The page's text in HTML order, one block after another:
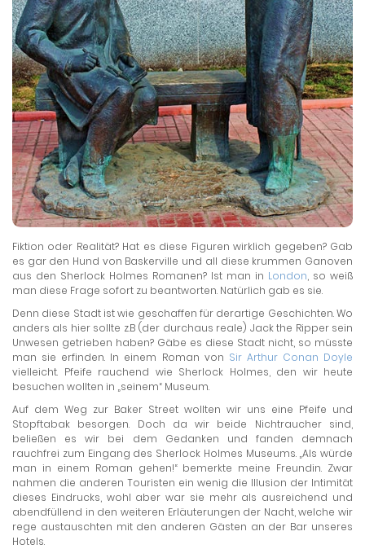
Fiktion oder Realität? Hat es diese Figuren wirklich gegeben? Gab
es gar den Hund von Baskerville und all diese krummen Ganoven
aus den Sherlock Holmes Romanen? Ist man in London, so weiß
man diese Frage sofort zu beantworten. Natürlich gab es sie.
Denn diese Stadt ist wie geschaffen für derartige Geschichten. Wo
anders als hier sollte z.B (der durchaus reale) Jack the Ripper sein
Unwesen getrieben haben? Gäbe es diese Stadt nicht, so müsste
man sie erfinden. In einem Roman von Sir Arthur Conan Doyle
vielleicht. Pfeife rauchend wie Sherlock Holmes, den wir heute
besuchen wollten in „seinem“ Museum.
Auf dem Weg zur Baker Street wollten wir uns eine Pfeife und
Stopftabak besorgen. Doch da wir beide Nichtraucher sind,
beließen es wir bei dem Gedanken und fanden demnach
rauchfrei zum Eingang des Sherlock Holmes Museums. „Als würde
man in einem Roman gehen!“ bemerkte meine Freundin. Zwar
nahmen die anderen Touristen ein wenig die Illusion der Intimität
dieses Eindrucks, wohl aber war sie mehr als ausreichend und
abendfüllend in den weiteren Erläuterungen der Nacht, welche wir
rege austauschten mit den anderen Gästen an der Bar unseres
Hotels.